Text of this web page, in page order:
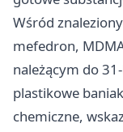
Wśród
mefedron,
należącym do
plastikowe
chemiczne,